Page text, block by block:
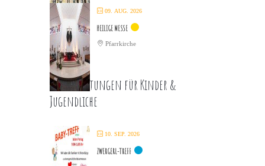
09. AUG. 2026
HEILIGE MESSE
Pfarrkirche
Veranstaltungen für Kinder &
Jugendliche
10. SEP. 2026
ZWERGERL-TREFF